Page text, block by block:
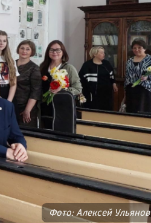
Фото: Алексей Ульянов